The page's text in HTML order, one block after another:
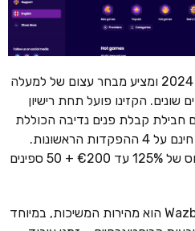
Wazbee Casino הושק בשנת 2024 ומציע מבחר עצום של למעלה
מ-40 ספקים שונים. הקזינו פועל תחת רישיון
חבילת קבלת פנים נדיבה הכוללת
בונוס עד 280% ו-230 ספינים חינם על 4 ההפקדות הראשונות.
ההפקדה הראשונה מזכה בבונוס של 125% עד €200 + 50 ספינים
אחד היתרונות הבולטים של Wazbee הוא מהירות המשיכות, במיוחד